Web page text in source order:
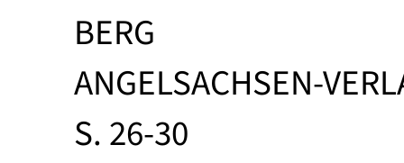
BERG
ANGELSACHSEN-
S. 26-30